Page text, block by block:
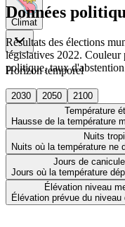
Climat
Horizon temporel
2030 2050
2100
Température
Hausse de la température
Nuits
Nuits où la température ne
Jours de canicule
Jours où la température
Élévation niveau
Élévation prévue du niveau
Données
Résultats des élections
législatives 2022.
politique, taux